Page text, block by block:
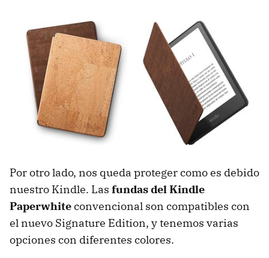
Por otro lado, nos queda proteger como es debido
nuestro Kindle. Las fundas del Kindle
Paperwhiteconvencional son compatibles con
el nuevo Signature Edition, y tenemos varias
opciones con diferentes colores.